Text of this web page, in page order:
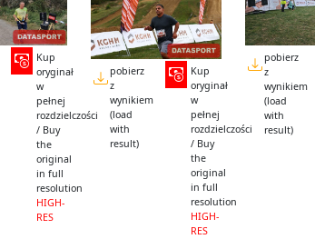
Kup
oryginał
w
pełnej
rozdzielczości
/ Buy
the
original
in full
resolution
HIGH-
RES
pobierz
z
wynikiem
(load
with
result)
Kup
oryginał
w
pełnej
rozdzielczości
/ Buy
the
original
in full
resolution
HIGH-
RES
pobierz
z
wynikiem
(load
with
result)